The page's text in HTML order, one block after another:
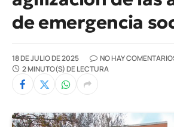
de emergencia
18 DE JULIO DE 2025
NO HAY
2 MINUTO(S) DE LECTURA